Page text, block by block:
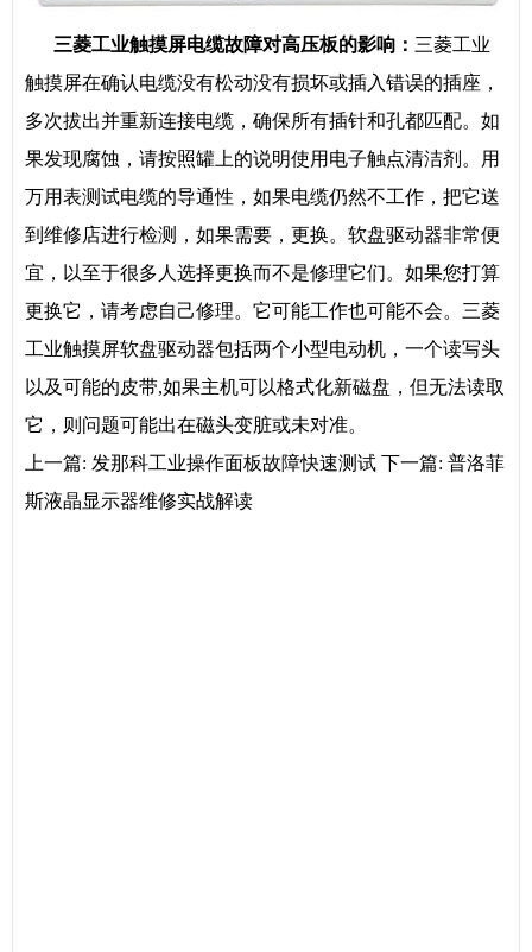
三菱工业触摸屏电缆故障对高压板的影响： 三菱工业
触摸屏在确认电缆没有松动没有损坏或插入错误的插座，
多次拔出并重新连接电缆，确保所有插针和孔都匹配。如
果发现腐蚀，请按照罐上的说明使用电子触点清洁剂。用
万用表测试电缆的导通性，如果电缆仍然不工作，把它送
到维修店进行检测，如果需要，更换。软盘驱动器非常便
宜，以至于很多人选择更换而不是修理它们。如果您打算
更换它，请考虑自己修理。它可能工作也可能不会。三菱
工业触摸屏软盘驱动器包括两个小型电动机，一个读写头
以及可能的皮带,如果主机可以格式化新磁盘，但无法读取
它，则问题可能出在磁头变脏或未对准。
上一篇: 发那科工业操作面板故障快速测试 下一篇: 普洛菲
斯液晶显示器维修实战解读